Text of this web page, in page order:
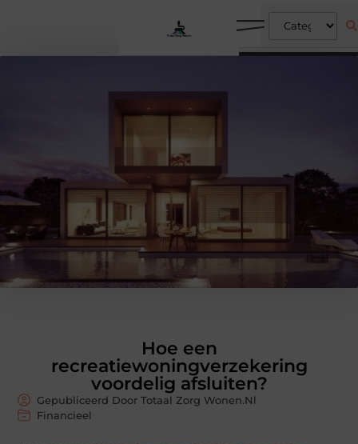
Hoe een
recreatiewoningverzekering
voordelig afsluiten?
Gepubliceerd Door Totaal Zorg Wonen.nl
Financieel